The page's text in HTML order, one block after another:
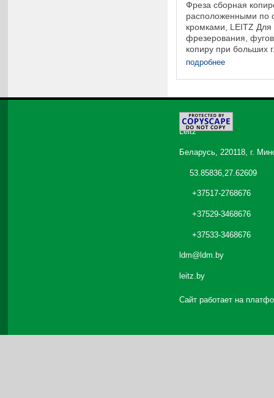
Фреза сборная
расположенными по
кромками, LEITZ Для
фрезерования,
копиру при больших
Копирование
подробнее
©2026
Leitz
Беларусь, 220118, г.
53.85836,27.62609
+37517-2768676
+37529-3468676
+37533-3468676
ldm@ldm.by
leitz.by
Сайт работает на